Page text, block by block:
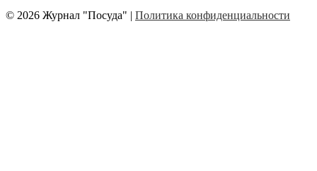
© 2026 Журнал "Посуда" | Политика конфиденциальности